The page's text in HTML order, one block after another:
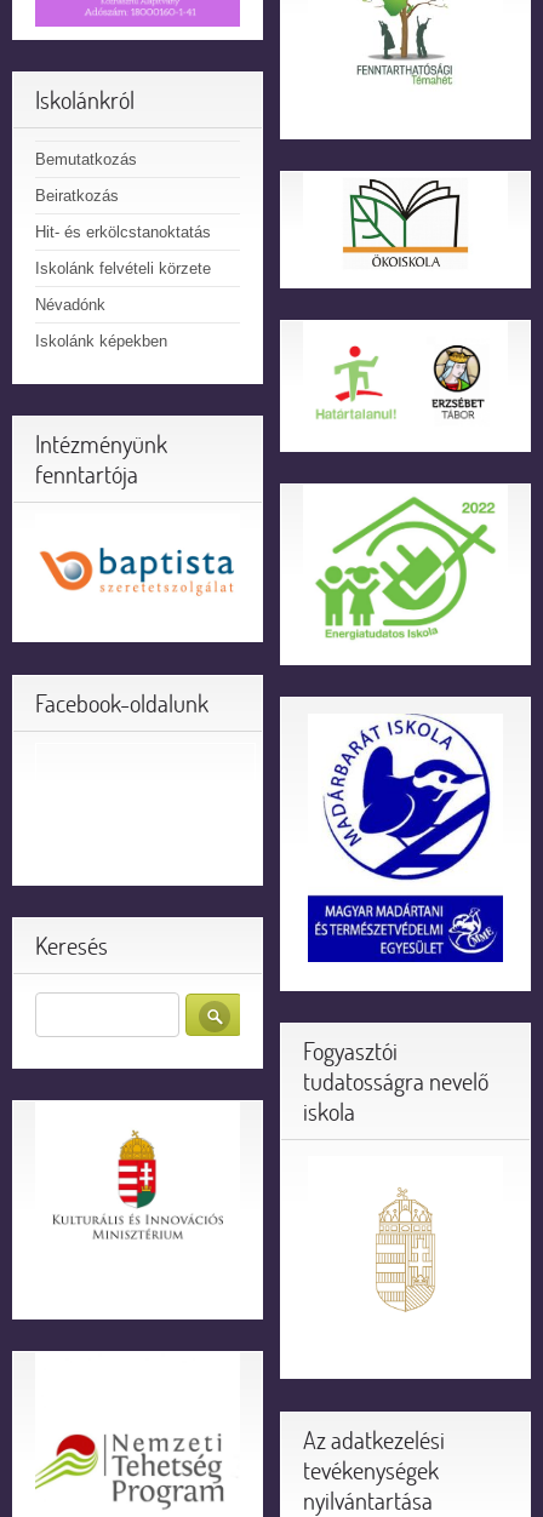
Iskolánkról
Bemutatkozás
Beiratkozás
Hit- és erkölcstanoktatás
Iskolánk felvételi körzete
Névadónk
Iskolánk képekben
Intézményünk
fenntartója
Facebook-oldalunk
Keresés
Fogyasztói
tudatosságra nevelő
iskola
Az adatkezelési
tevékenységek
nyilvántartása